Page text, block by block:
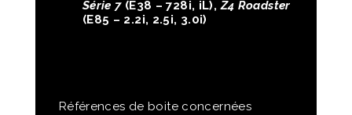
Série 7(E38 – 728i, iL),Z4 Roadster
(E85 – 2.2i, 2.5i, 3.0i)
Références de boite concernées